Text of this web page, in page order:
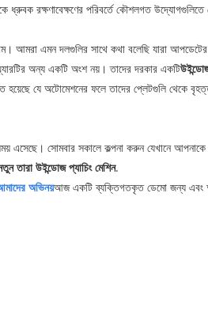
ধ্রুবক রক্ষণাবেক্ষণের পরিবর্তে কৌশলগত
আমরা এমন দলগুলির সাথে কথা বলেছি যারা
অন্য একটি অংশ নয়। তাদের দরকার একটি
হয়েছে যে অটোমেশনের ফলে তাদের প্লেটগুলি
এসেছে। সোমবার সকালে কল্পনা করুন যেখানে
তারা উইন্ডোজ প্যাচিং মেশিন.
অভিনয়আজ একটি ব্যক্তিগতকৃত ডেমো জন্য এবং